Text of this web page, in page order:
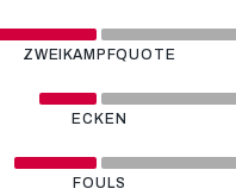
ZWEIKAMPFQUOTE
ECKEN
FOULS